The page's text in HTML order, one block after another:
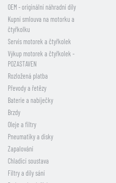
OEM - originální náhradní díly
Kupní smlouva na motorku a
čtyřkolku
Servis motorek a čtyřkolek
Výkup motorek a čtyřkolek -
POZASTAVEN
Rozložená platba
Převody a řetězy
Baterie a nabíječky
Brzdy
Oleje a filtry
Pneumatiky a disky
Zapalování
Chladicí soustava
Filtry a díly sání